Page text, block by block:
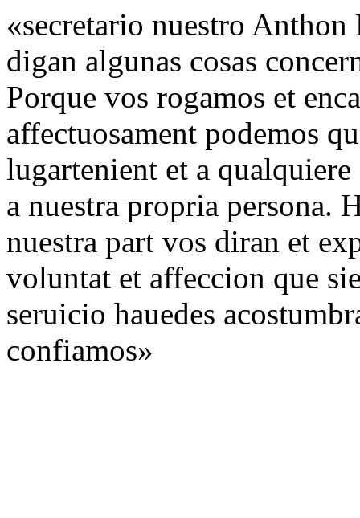
«secretario nuestro
digan algunas cosas
Porque vos rogamos et
affectuosament podemos
lugartenient et a qualquiere
a nuestra propria persona.
nuestra part vos diran et
voluntat et affeccion que
seruicio hauedes
confiamos»